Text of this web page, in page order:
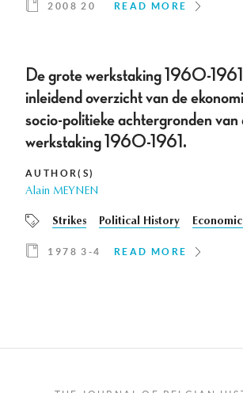
2008 20 READ MORE
De grote werkstaking 1960-
inleidend overzicht van de
socio-politieke achtergronden van
werkstaking 1960-1961.
AUTHOR(S)
Alain MEYNEN
Strikes Political History
1978 3-4 READ MORE